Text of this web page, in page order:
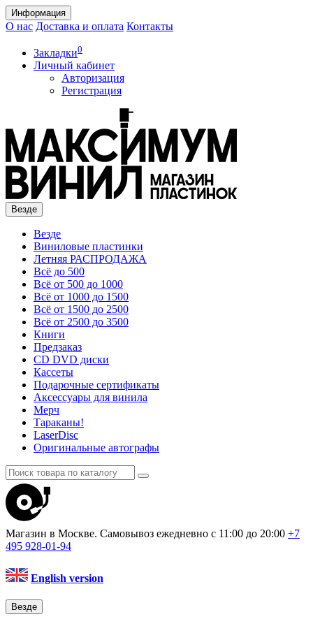
Информация
О нас Доставка и оплата Контакты
Закладки0
Личный кабинет
Авторизация
Регистрация
Везде
Везде
Виниловые пластинки
Летняя РАСПРОДАЖА
Всё до 500
Всё от 500 до 1000
Всё от 1000 до 1500
Всё от 1500 до 2500
Всё от 2500 до 3500
Книги
Предзаказ
CD DVD диски
Кассеты
Подарочные сертификаты
Аксессуары для винила
Мерч
Тараканы!
LaserDisc
Оригинальные автографы
Магазин в Москве. Самовывоз ежедневно с 11:00 до 20:00 +7
495 928-01-94
English version
Везде